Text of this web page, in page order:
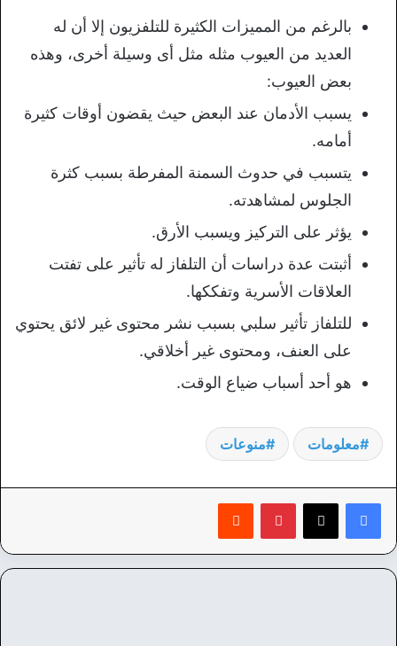
بالرغم من المميزات الكثيرة للتلفزيون إلا أن له
العديد من العيوب مثله مثل أى وسيلة أخرى، وهذه
بعض العيوب:
يسبب الأدمان عند البعض حيث يقضون أوقات كثيرة
أمامه.
يتسبب في حدوث السمنة المفرطة بسبب كثرة
الجلوس لمشاهدته.
يؤثر على التركيز ويسبب الأرق.
أثبتت عدة دراسات أن التلفاز له تأثير على تفتت
العلاقات الأسرية وتفككها.
للتلفاز تأثير سلبي بسبب نشر محتوى غير لائق يحتوي
على العنف، ومحتوى غير أخلاقي.
هو أحد أسباب ضياع الوقت.
معلومات منوعات
بينتيريست